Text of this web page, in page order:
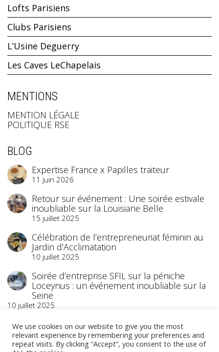
Lofts Parisiens
Clubs Parisiens
L’Usine Deguerry
Les Caves LeChapelais
MENTIONS
MENTION LÉGALE
POLITIQUE RSE
BLOG
Expertise France x Papilles traiteur
11 juin 2026
Retour sur événement : Une soirée estivale
inoubliable sur la Louisiane Belle
15 juillet 2025
Célébration de l’entrepreneuriat féminin au
Jardin d’Acclimatation
10 juillet 2025
Soirée d’entreprise SFIL sur la péniche
Loceynus : un événement inoubliable sur la
Seine
10 juillet 2025
We use cookies on our website to give you the most
relevant experience by remembering your preferences and
repeat visits. By clicking “Accept”, you consent to the use of